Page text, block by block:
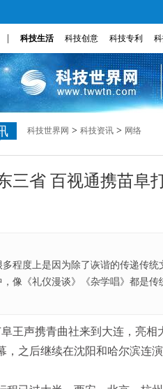
科技生活 科技创意 科技专利
科技世界网 > 科技资讯 > 网络
三省 百视通携苗阜
程度上是因为除了诙谐的传递传
像《礼仪漫谈》《杂学唱》都是
阜王声携青曲社来到大连，亮
，之后继续在沈阳和哈尔滨连